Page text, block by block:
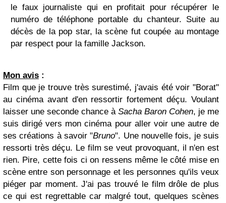
le faux journaliste qui en profitait pour récupérer le
numéro de téléphone portable du chanteur. Suite au
décès de la pop star, la scène fut coupée au montage
par respect pour la famille Jackson.
Mon avis :
Film que je trouve très surestimé, j'avais été voir "Borat"
au cinéma avant d'en ressortir fortement déçu. Voulant
laisser une seconde chance à Sacha Baron Cohen, je me
suis dirigé vers mon cinéma pour aller voir une autre de
ses créations à savoir "Bruno". Une nouvelle fois, je suis
ressorti très déçu. Le film se veut provoquant, il n'en est
rien. Pire, cette fois ci on ressens même le côté mise en
scène entre son personnage et les personnes qu'ils veux
piéger par moment. J'ai pas trouvé le film drôle de plus
ce qui est regrettable car malgré tout, quelques scènes